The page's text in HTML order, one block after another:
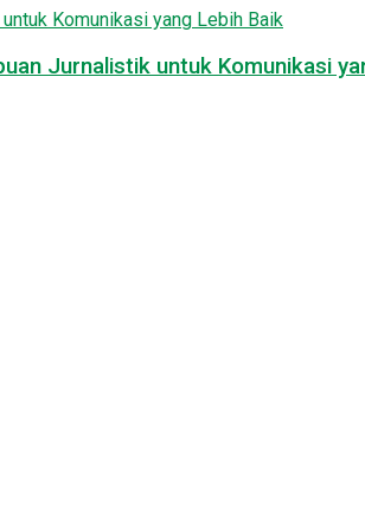
Jurnalistik untuk Komunikasi